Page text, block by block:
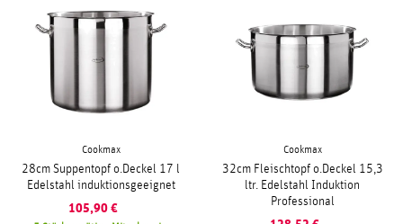
Cookmax
28cm Suppentopf o.Deckel 17 l
Edelstahl induktionsgeeignet
105,90 €
Cookmax
32cm Fleischtopf o.Deckel 15,3
ltr. Edelstahl Induktion
Professional